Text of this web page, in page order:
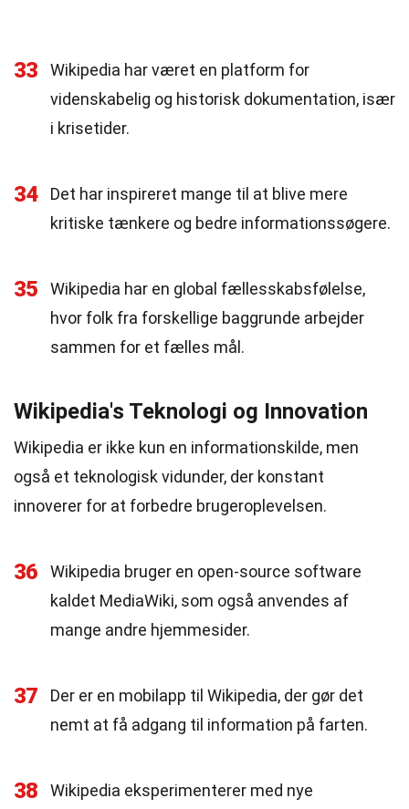
33
Wikipedia har været en platform for
videnskabelig og historisk dokumentation, især
i krisetider.
34
Det har inspireret mange til at blive mere
kritiske tænkere og bedre informationssøgere.
35
Wikipedia har en global fællesskabsfølelse,
hvor folk fra forskellige baggrunde arbejder
sammen for et fælles mål.
Wikipedia's Teknologi og Innovation
Wikipedia er ikke kun en informationskilde, men
også et teknologisk vidunder, der konstant
innoverer for at forbedre brugeroplevelsen.
36
Wikipedia bruger en open-source software
kaldet MediaWiki, som også anvendes af
mange andre hjemmesider.
37
Der er en mobilapp til Wikipedia, der gør det
nemt at få adgang til information på farten.
38
Wikipedia eksperimenterer med nye